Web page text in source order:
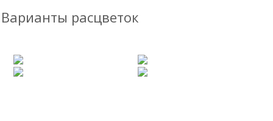
Варианты расцветок